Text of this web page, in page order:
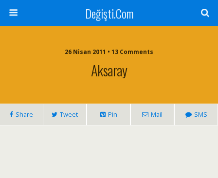
Değişti.Com
26 Nisan 2011 • 13 Comments
Aksaray
Share Tweet Pin Mail SMS